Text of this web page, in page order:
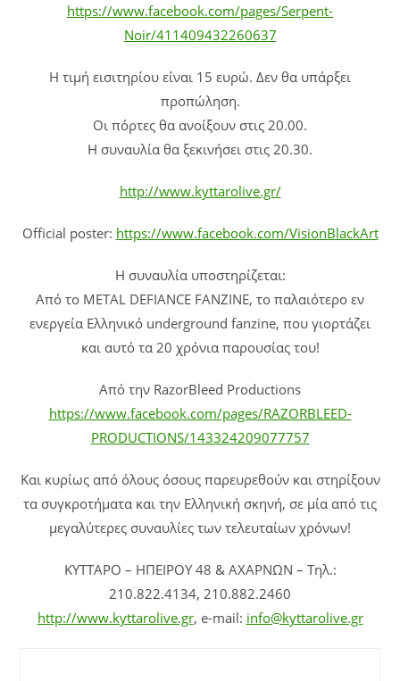
https://www.facebook.com/pages/Serpent-
Noir/411409432260637
Η τιμή εισιτηρίου είναι 15 ευρώ. Δεν θα υπάρξει
προπώληση.
Οι πόρτες θα ανοίξουν στις 20.00.
Η συναυλία θα ξεκινήσει στις 20.30.
http://www.kyttarolive.gr/
Official poster: https://www.facebook.com/VisionBlackArt
Η συναυλία υποστηρίζεται:
Από το METAL DEFIANCE FANZINE, το παλαιότερο εν
ενεργεία Ελληνικό underground fanzine, που γιορτάζει
και αυτό τα 20 χρόνια παρουσίας του!
Από την RazorBleed Productions
https://www.facebook.com/pages/RAZORBLEED-
PRODUCTIONS/143324209077757
Και κυρίως από όλους όσους παρευρεθούν και στηρίξουν
τα συγκροτήματα και την Ελληνική σκηνή, σε μία από τις
μεγαλύτερες συναυλίες των τελευταίων χρόνων!
ΚΥΤΤΑΡΟ – ΗΠΕΙΡΟΥ 48 & ΑΧΑΡΝΩΝ – Τηλ.:
210.822.4134, 210.882.2460
http://www.kyttarolive.gr, e-mail: info@kyttarolive.gr